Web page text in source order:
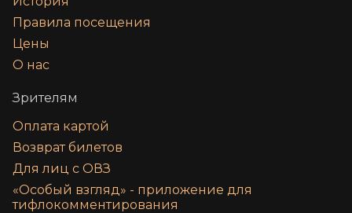
Правила посещения
Цены
О нас
Зрителям
Оплата картой
Возврат билетов
Для лиц с ОВЗ
«‎Особый взгляд» - приложение для
тифлокомментирования